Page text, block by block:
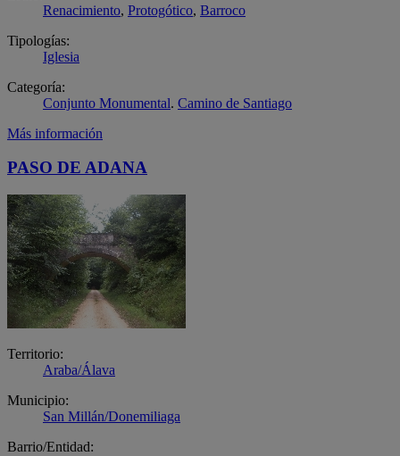
Renacimiento, Protogótico, Barroco
Tipologías:
Iglesia
Categoría:
Conjunto Monumental. Camino de Santiago
Más información
PASO DE ADANA
Territorio:
Araba/Álava
Municipio:
San Millán/Donemiliaga
Barrio/Entidad: